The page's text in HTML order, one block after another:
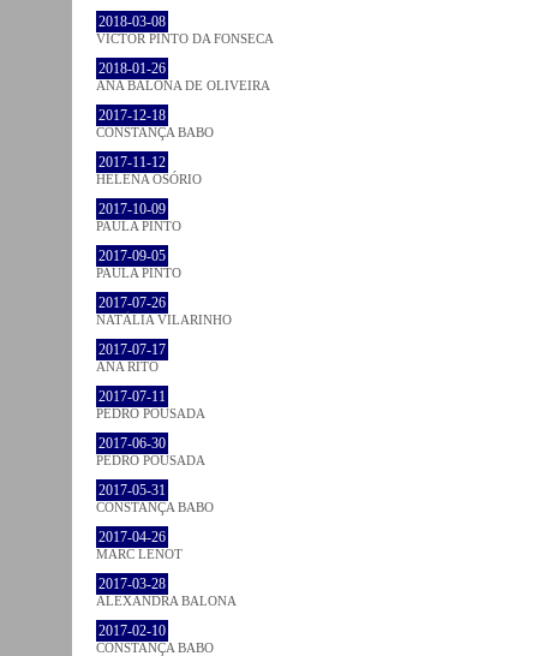
2018-03-08
VICTOR PINTO DA FONSECA
2018-01-26
ANA BALONA DE OLIVEIRA
2017-12-18
CONSTANÇA BABO
2017-11-12
HELENA OSÓRIO
2017-10-09
PAULA PINTO
2017-09-05
PAULA PINTO
2017-07-26
NATÁLIA VILARINHO
2017-07-17
ANA RITO
2017-07-11
PEDRO POUSADA
2017-06-30
PEDRO POUSADA
2017-05-31
CONSTANÇA BABO
2017-04-26
MARC LENOT
2017-03-28
ALEXANDRA BALONA
2017-02-10
CONSTANÇA BABO